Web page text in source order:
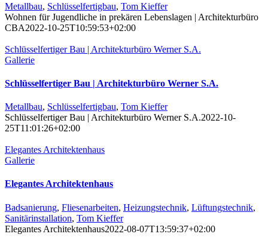
Metallbau, Schlüsselfertigbau, Tom Kieffer
Wohnen für Jugendliche in prekären Lebenslagen | Architekturbüro
CBA2022-10-25T10:59:53+02:00
Schlüsselfertiger Bau | Architekturbüro Werner S.A.
Gallerie
Schlüsselfertiger Bau | Architekturbüro Werner S.A.
Metallbau, Schlüsselfertigbau, Tom Kieffer
Schlüsselfertiger Bau | Architekturbüro Werner S.A.2022-10-
25T11:01:26+02:00
Elegantes Architektenhaus
Gallerie
Elegantes Architektenhaus
Badsanierung, Fliesenarbeiten, Heizungstechnik, Lüftungstechnik,
Sanitärinstallation, Tom Kieffer
Elegantes Architektenhaus2022-08-07T13:59:37+02:00